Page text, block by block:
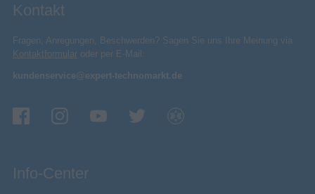
Kompatible Speicherkarten
Verpackungsinhalt
Mitgelieferte Kabel USB
Schnellstartübersicht
Kontakt
Fragen, Anregungen, Beschwerden? Sagen Sie uns Ihre Meinung via
Kontaktformular oder per E-Mail:
kundenservice@expert-technomarkt.de
Info-Center